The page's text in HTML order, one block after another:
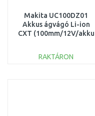
Makita UC100DZ01
Akkus ágvágó Li-ion
CXT (100mm/12V/akku
RAKTÁRON